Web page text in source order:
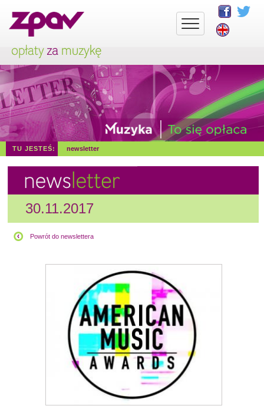
TU JESTEŚ: newsletter
30.11.2017
Powrót do newslettera